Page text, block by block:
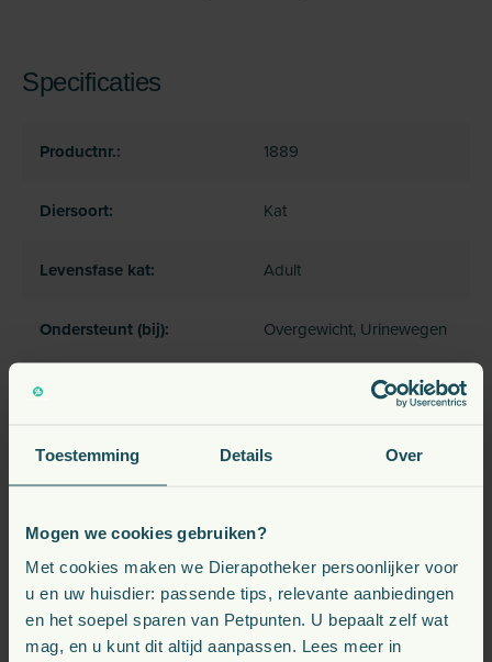
Toestemming Details Over
Mogen we cookies gebruiken?
Met cookies maken we Dierapotheker persoonlijker voor
u en uw huisdier: passende tips, relevante aanbiedingen
en het soepel sparen van Petpunten. U bepaalt zelf wat
mag, en u kunt dit altijd aanpassen. Lees meer in
Specificaties
Productnr.: 1889
Diersoort: Kat
Levensfase kat: Adult
Ondersteunt (bij): Overgewicht, Urinewegen
Type voeding:
Veelgestelde vragen
Hoe helpt Royal Canin Urinary S/O Moderate
Calorie bij het oplossen van urinewegproblemen